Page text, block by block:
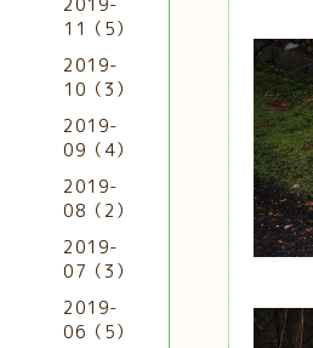
11（5）
2019-
10（3）
2019-
09（4）
2019-
08（2）
2019-
07（3）
2019-
06（5）